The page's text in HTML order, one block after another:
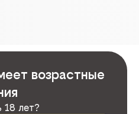
возрастные
18 лет?